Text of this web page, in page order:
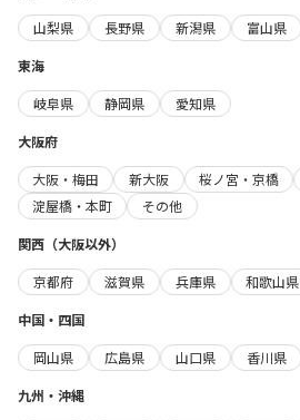
山梨県
長野県 新潟県 富山県
東海
岐阜県
静岡県
愛知県
大阪府
大阪・梅田
新大阪 桜ノ宮・京橋
淀屋橋・本町
その他
関西（大阪以外）
京都府
滋賀県 兵庫県
和歌山県
中国・四国
岡山県
広島県 山口県 香川県
九州・沖縄